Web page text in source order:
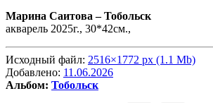
Марина Саитова –Тобольск
акварель 2025г., 30*42см.,
Исходный файл: 2516×1772 px (1.1 Mb)
Добавлено: 11.06.2026
Альбом: Тобольск